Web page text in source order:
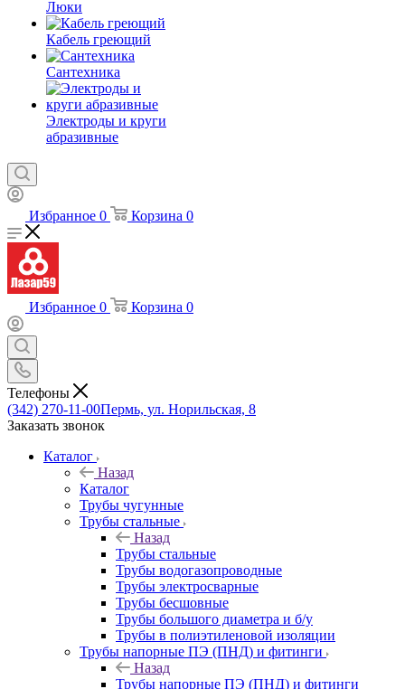
Люки
Кабель греющий
Сантехника
Электроды и круги
абразивные
Избранное 0 Корзина 0
Избранное 0 Корзина 0
Телефоны
(342) 270-11-00Пермь, ул. Норильская, 8
Заказать звонок
Каталог
Назад
Каталог
Трубы чугунные
Трубы стальные
Назад
Трубы стальные
Трубы водогазопроводные
Трубы электросварные
Трубы бесшовные
Трубы большого диаметра и б/у
Трубы в полиэтиленовой изоляции
Трубы напорные ПЭ (ПНД) и фитинги
Назад
Трубы напорные ПЭ (ПНД) и фитинги